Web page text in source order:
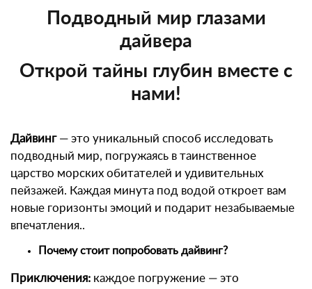
Подводный мир глазами
дайвера
Открой тайны глубин вместе с
нами!
Дайвинг — это уникальный способ исследовать
подводный мир, погружаясь в таинственное
царство морских обитателей и удивительных
пейзажей. Каждая минута под водой откроет вам
новые горизонты эмоций и подарит незабываемые
впечатления..
Почему стоит попробовать дайвинг?
Приключения: каждое погружение — это